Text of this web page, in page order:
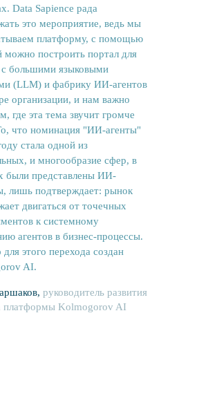
Data Sapience рада
это мероприятие, ведь мы
платформу, с помощью
можно построить портал для
большими языковыми
(LLM) и фабрику ИИ-агентов
организации, и нам важно
где эта тема звучит громче
что номинация "ИИ-агенты"
стала одной из
и многообразие сфер, в
были представлены ИИ-
лишь подтверждает: рынок
двигаться от точечных
к системному
агентов в бизнес-процессы.
этого перехода создан
AI.
руководитель развития
платформы Kolmogorov AI